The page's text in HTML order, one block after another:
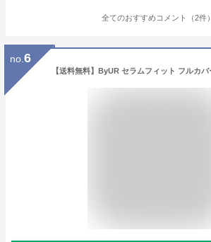
全てのおすすめコメント（2件）
no. 6